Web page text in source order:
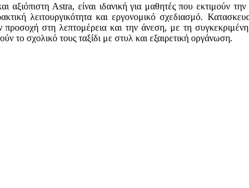
αξιόπιστη Astra, είναι ιδανική για μαθητές που εκτιμούν
λειτουργικότητα και εργονομικό σχεδιασμό.
στη λεπτομέρεια και την άνεση, με τη
το σχολικό τους ταξίδι με στυλ και εξαιρετική οργάνωση.